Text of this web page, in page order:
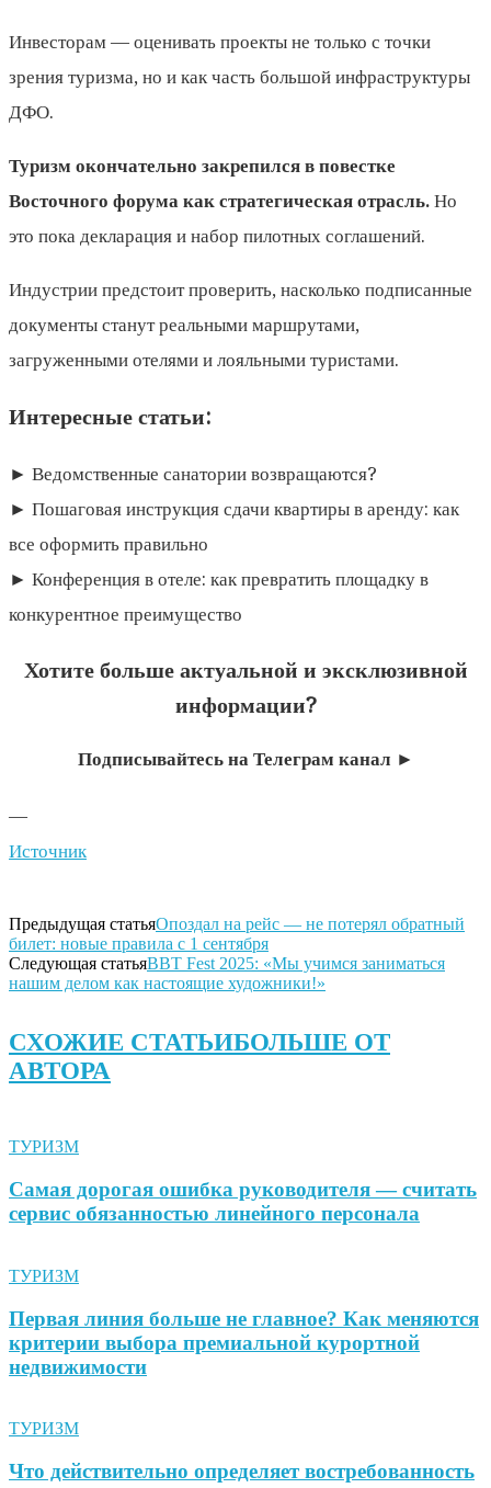
Инвесторам — оценивать проекты не только с точки
зрения туризма, но и как часть большой инфраструктуры
ДФО.
Туризм окончательно закрепился в повестке
Восточного форума как стратегическая отрасль. Но
это пока декларация и набор пилотных соглашений.
Индустрии предстоит проверить, насколько подписанные
документы станут реальными маршрутами,
загруженными отелями и лояльными туристами.
Интересные статьи:
► Ведомственные санатории возвращаются?
► Пошаговая инструкция сдачи квартиры в аренду: как
все оформить правильно
► Конференция в отеле: как превратить площадку в
конкурентное преимущество
Хотите больше актуальной и эксклюзивной
информации?
Подписывайтесь на Телеграм канал ►
—
Источник
Предыдущая статьяОпоздал на рейс — не потерял обратный
билет: новые правила с 1 сентября
Следующая статьяBBT Fest 2025: «Мы учимся заниматься
нашим делом как настоящие художники!»
СХОЖИЕ СТАТЬИБОЛЬШЕ ОТ
АВТОРА
ТУРИЗМ
Самая дорогая ошибка руководителя — считать
сервис обязанностью линейного персонала
ТУРИЗМ
Первая линия больше не главное? Как меняются
критерии выбора премиальной курортной
недвижимости
ТУРИЗМ
Что действительно определяет востребованность